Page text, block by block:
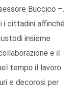
Buccico –.
i cittadini affinché
insieme
e il
tempo il lavoro
e decorosi per